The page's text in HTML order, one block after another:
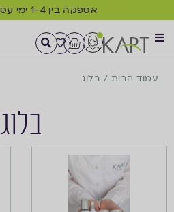
אספקה בין 1-4 ימי עסקים >>
עמוד הבית / בלוג
בלוג